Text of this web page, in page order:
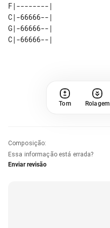
F|--------|
C|-66666--|
G|-66666--|
Tom Rolagem
Composição:
Essa informação está errada?
Enviar revisão